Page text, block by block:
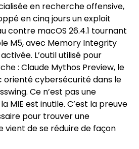
en recherche offensive,
en cinq jours un exploit
contre macOS 26.4.1 tournant
M5, avec Memory Integrity
L’outil utilisé pour
: Claude Mythos Preview, le
orienté cybersécurité dans le
Ce n’est pas une
MIE est inutile. C’est la preuve
pour trouver une
vient de se réduire de façon